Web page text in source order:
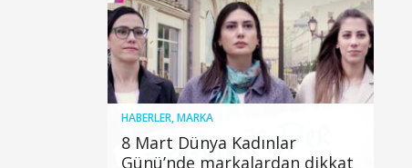
HABERLER,MARKA
8 Mart Dünya Kadınlar
Günü’nde markalardan dikkat